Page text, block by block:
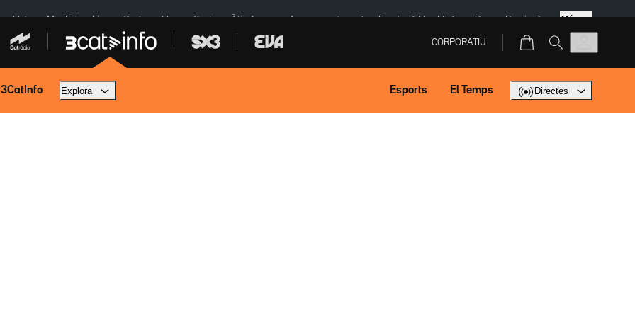
a Meta Mor Felipe Lipe Ceuta Menors Ceuta Àtic Ayuso Aparcament agost Fundació Mas Miró eBay Perpinyà Més
CORPORATIU
3CatInfo Explora Esports El Temps Directes